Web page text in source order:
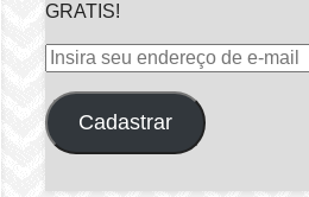
GRATIS!
Insira
endereço
de
Cadastrar